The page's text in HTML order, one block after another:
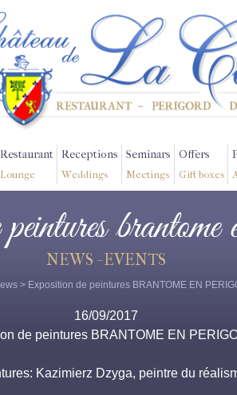
Restaurant
Lounge
Receptions
Weddings
Seminars
Meetings
Offers
Gift boxes
NEWS - EVENTS
> Exposition de peintures BRANTOME EN
16/09/2017
de peintures BRANTOME EN
Kazimierz Dzyga, peintre du